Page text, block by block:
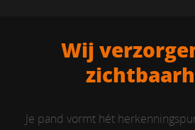
Wij
Je pand vormt hét